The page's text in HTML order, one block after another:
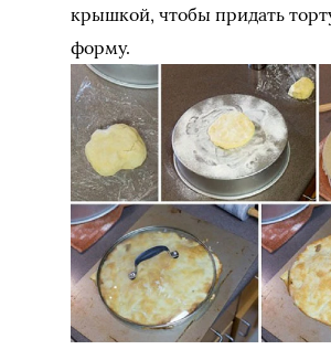
крышкой, чтобы придать
форму.